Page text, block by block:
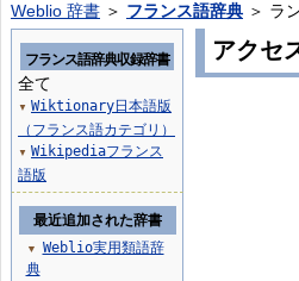
Weblio 辞書 ＞ フランス語辞典 ＞ ラ
アクセ
フランス語辞典収録辞書
全て
▼ Wiktionary日本語版
（フランス語カテゴリ）
▼ Wikipediaフランス
語版
最近追加された辞書
▼
Weblio実用類語辞
典